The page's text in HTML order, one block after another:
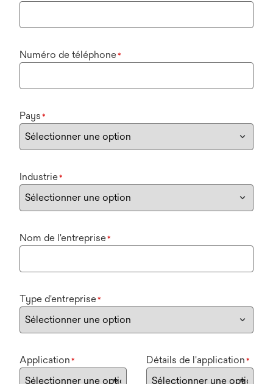
Numéro de téléphone*
Pays *
Industrie*
Nom de l'entreprise*
Type d'entreprise*
Application * Détails de l'application *